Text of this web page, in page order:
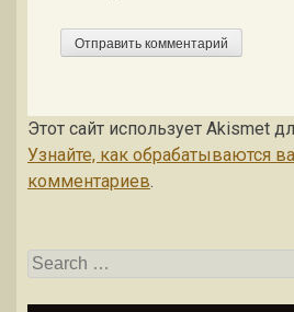
Этот сайт использует Akismet
Узнайте, как обрабатываются
комментариев.
Search for: